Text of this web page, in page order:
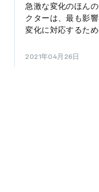
急激な変化のほん
クターは、最も影
変化に対応するた
2021年04月26日